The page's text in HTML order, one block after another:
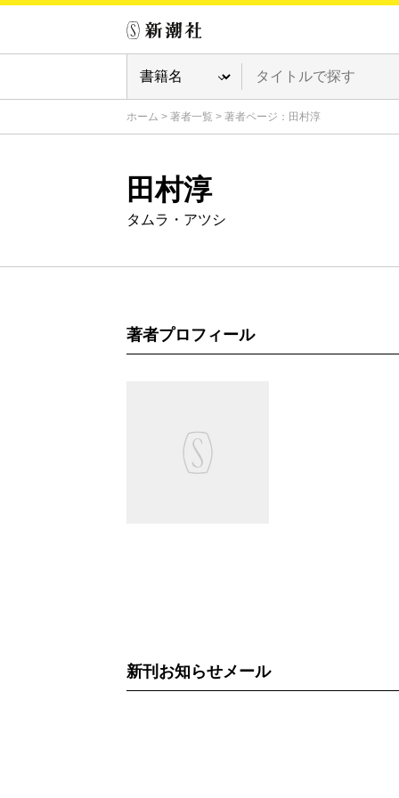
ホーム > 著者一覧 > 著者ページ：田村淳
田村淳
タムラ・アツシ
著者プロフィール
新刊お知らせメール